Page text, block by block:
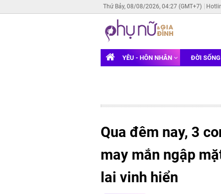
Thứ Bảy, 08/08/2026, 04:27 (GMT+7)
YÊU - HÔN NHÂN ĐỜI
Qua đêm nay, 3
may mắn ngập
lai vinh hiển